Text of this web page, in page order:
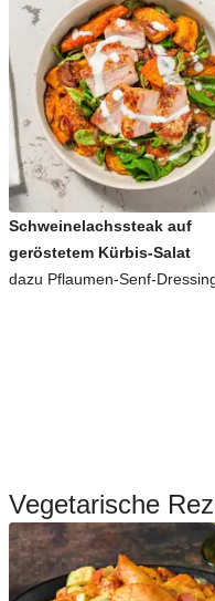
Schweinelachssteak auf
geröstetem Kürbis-Salat
dazu Pflaumen-Senf-
Vegetarische